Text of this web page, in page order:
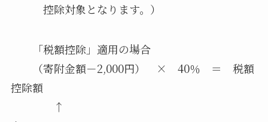
控除対象となります。）
「税額控除」適用の場合
（寄附金額－2,000円） × 40％ ＝ 税額
控除額
↑